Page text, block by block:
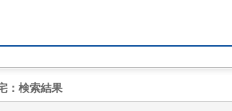
：検索結果